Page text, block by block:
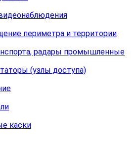
периметра и территории
радары промышленные
(узлы доступа)
каски